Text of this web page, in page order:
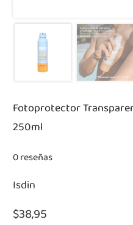
Fotoprotector
250ml
0 reseñas
Isdin
$38,95